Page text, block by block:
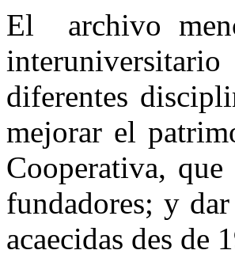
El archivo
diferentes
mejorar el
Cooperativa, que
fundadores; y
acaecidas des de